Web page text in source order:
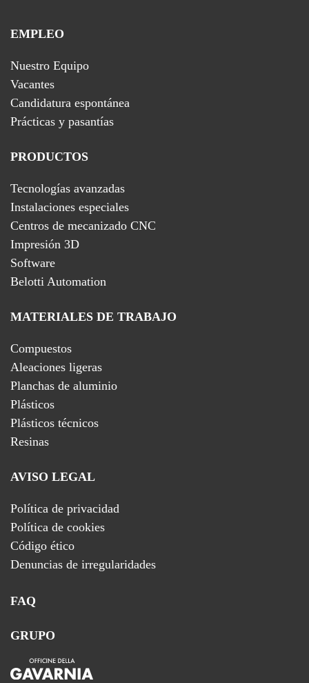
EMPLEO
Nuestro Equipo
Vacantes
Candidatura espontánea
Prácticas y pasantías
PRODUCTOS
Tecnologías avanzadas
Instalaciones especiales
Centros de mecanizado CNC
Impresión 3D
Software
Belotti Automation
MATERIALES DE TRABAJO
Compuestos
Aleaciones ligeras
Planchas de aluminio
Plásticos
Plásticos técnicos
Resinas
AVISO LEGAL
Política de privacidad
Política de cookies
Código ético
Denuncias de irregularidades
FAQ
GRUPO